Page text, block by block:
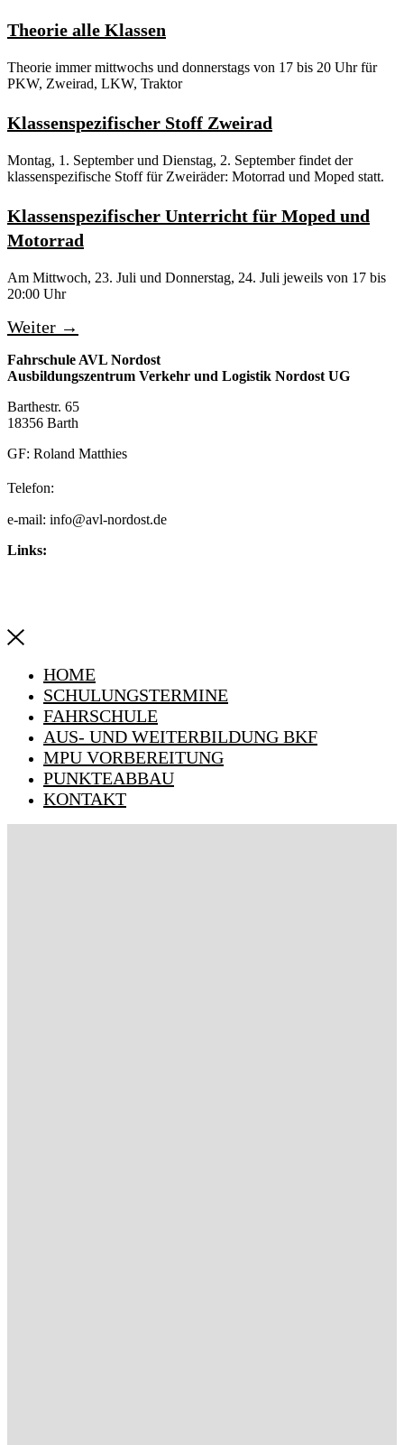
Theorie alle Klassen
Theorie immer mittwochs und donnerstags von 17 bis 20 Uhr für
PKW, Zweirad, LKW, Traktor
Klassenspezifischer Stoff Zweirad
Montag, 1. September und Dienstag, 2. September findet der
klassenspezifische Stoff für Zweiräder: Motorrad und Moped statt.
Klassenspezifischer Unterricht für Moped und
Motorrad
Am Mittwoch, 23. Juli und Donnerstag, 24. Juli jeweils von 17 bis
20:00 Uhr
Weiter →
Fahrschule AVL Nordost
Ausbildungszentrum Verkehr und Logistik Nordost UG
Barthestr. 65
18356 Barth
GF: Roland Matthies
Telefon:
e-mail: info@avl-nordost.de
Links:
HOME
SCHULUNGSTERMINE
FAHRSCHULE
AUS- UND WEITERBILDUNG BKF
MPU VORBEREITUNG
PUNKTEABBAU
KONTAKT